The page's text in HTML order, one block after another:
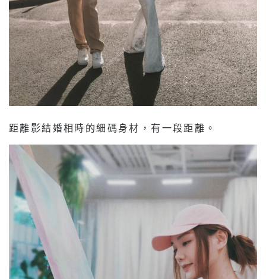
距離影結婚相時的細碼身材，有一段距離。